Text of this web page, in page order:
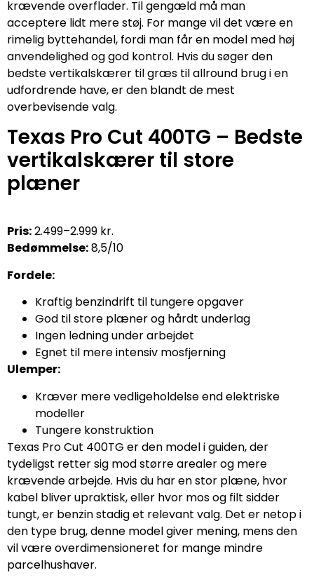
krævende overflader. Til gengæld må man
acceptere lidt mere støj. For mange vil det være en
rimelig byttehandel, fordi man får en model med høj
anvendelighed og god kontrol. Hvis du søger den
bedste vertikalskærer til græs til allround brug i en
udfordrende have, er den blandt de mest
overbevisende valg.
Texas Pro Cut 400TG – Bedste
vertikalskærer til store
plæner
Pris:2.499–2.999 kr.
Bedømmelse:8,5/10
Fordele:
Kraftig benzindrift til tungere opgaver
God til store plæner og hårdt underlag
Ingen ledning under arbejdet
Egnet til mere intensiv mosfjerning
Ulemper:
Kræver mere vedligeholdelse end elektriske
modeller
Tungere konstruktion
Texas Pro Cut 400TG er den model i guiden, der
tydeligst retter sig mod større arealer og mere
krævende arbejde. Hvis du har en stor plæne, hvor
kabel bliver upraktisk, eller hvor mos og filt sidder
tungt, er benzin stadig et relevant valg. Det er netop i
den type brug, denne model giver mening, mens den
vil være overdimensioneret for mange mindre
parcelhushaver.